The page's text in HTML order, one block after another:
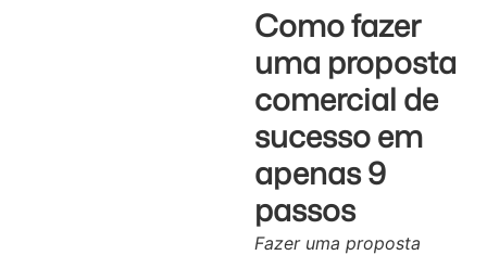
Como fazer
uma proposta
comercial de
sucesso em
apenas 9
passos
Fazer uma proposta